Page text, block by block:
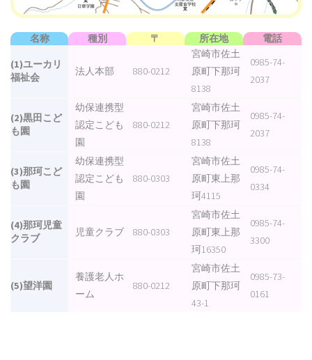
名称 種別 〒 所在地 電話
(1)ユーカリ
福祉会
法人本部 880-0212
宮崎市佐土
原町下那珂
8138
0985-74-
2037
(2)黒田こど
も園
幼保連携型
認定こども
園
880-0212
宮崎市佐土
原町下那珂
8138
0985-74-
2037
(3)那珂こど
も園
幼保連携型
認定こども
園
880-0303
宮崎市佐土
原町東上那
珂4115
0985-74-
0334
(4)那珂児童
クラブ
児童クラブ 880-0303
宮崎市佐土
原町東上那
珂16350
0985-74-
3300
(5)望洋園
養護老人ホ
ーム
880-0212
宮崎市佐土
原町下那珂
43-1
0985-73-
0161